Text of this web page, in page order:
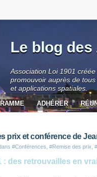
Le blog
Association Loi 1901
promouvoir auprès de
et applications spatiales.
ADHÉRER
prix et conférence de
#Conférences #Remise des prix
: des retrouvailles en